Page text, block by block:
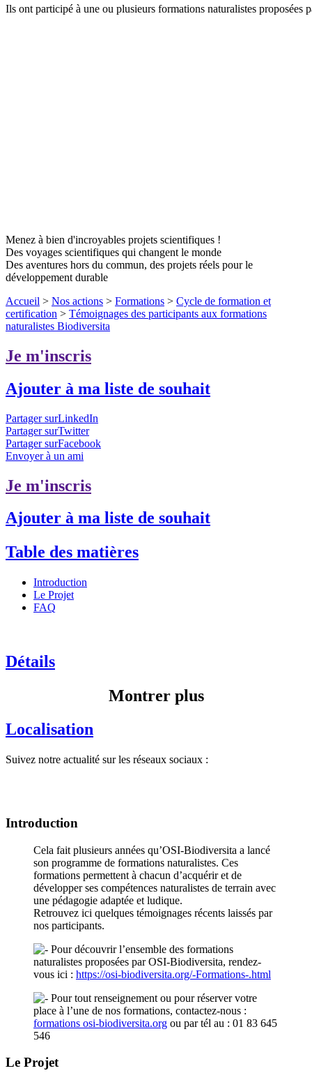
Ils ont participé à une ou plusieurs formations naturalistes
Menez à bien d'incroyables projets scientifiques !
Des voyages scientifiques qui changent le monde
Des aventures hors du commun, des projets réels pour le
développement durable
Accueil > Nos actions > Formations > Cycle de formation et
certification > Témoignages des participants aux formations
naturalistes Biodiversita
Je m'inscris
Ajouter à ma liste de souhait
Partager surLinkedIn
Partager surTwitter
Partager surFacebook
Envoyer à un ami
Je m'inscris
Ajouter à ma liste de souhait
Table des matières
Introduction
Le Projet
FAQ
Détails
Montrer plus
Localisation
Suivez notre actualité sur les réseaux sociaux :
Introduction
Cela fait plusieurs années qu’OSI-Biodiversita a lancé
son programme de formations naturalistes. Ces
formations permettent à chacun d’acquérir et de
développer ses compétences naturalistes de terrain avec
une pédagogie adaptée et ludique.
Retrouvez ici quelques témoignages récents laissés par
nos participants.
Pour découvrir l’ensemble des formations
naturalistes proposées par OSI-Biodiversita, rendez-
vous ici : https://osi-biodiversita.org/-Formations-.html
Pour tout renseignement ou pour réserver votre
place à l’une de nos formations, contactez-nous :
formations osi-biodiversita.org ou par tél au : 01 83 645
546
Le Projet